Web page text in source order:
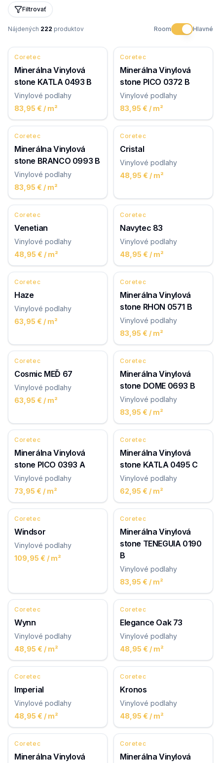
Filtrovať
Nájdených 222 produktov Room Hlavné
Coretec
Minerálna Vinylová
stone KATLA 0493 B
Vinylové podlahy
83,95 € / m²
Coretec
Minerálna Vinylová
stone PICO 0372 B
Vinylové podlahy
83,95 € / m²
Coretec
Minerálna Vinylová
stone BRANCO 0993 B
Vinylové podlahy
83,95 € / m²
Coretec
Cristal
Vinylové podlahy
48,95 € / m²
Coretec
Venetian
Vinylové podlahy
48,95 € / m²
Coretec
Navytec 83
Vinylové podlahy
48,95 € / m²
Coretec
Haze
Vinylové podlahy
63,95 € / m²
Coretec
Minerálna Vinylová
stone RHON 0571 B
Vinylové podlahy
83,95 € / m²
Coretec
Cosmic MEĎ 67
Vinylové podlahy
63,95 € / m²
Coretec
Minerálna Vinylová
stone DOME 0693 B
Vinylové podlahy
83,95 € / m²
Coretec
Minerálna Vinylová
stone PICO 0393 A
Vinylové podlahy
73,95 € / m²
Coretec
Minerálna Vinylová
stone KATLA 0495 C
Vinylové podlahy
62,95 € / m²
Coretec
Windsor
Vinylové podlahy
109,95 € / m²
Coretec
Minerálna Vinylová
stone TENEGUIA 0190
B
Vinylové podlahy
83,95 € / m²
Coretec
Wynn
Vinylové podlahy
48,95 € / m²
Coretec
Elegance Oak 73
Vinylové podlahy
48,95 € / m²
Coretec
Imperial
Vinylové podlahy
48,95 € / m²
Coretec
Kronos
Vinylové podlahy
48,95 € / m²
Coretec
Minerálna Vinylová
Coretec
Minerálna Vinylová